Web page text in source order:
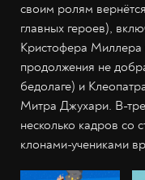
своим ролям
главных героев),
Кристофера
продолжения не
бедолаге) и
Митра Джухари. В-
несколько кадров
клонами-учениками